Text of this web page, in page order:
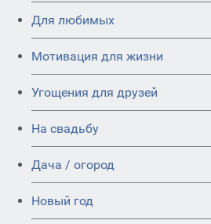
Для любимых
Мотивация для жизни
Угощения для друзей
На свадьбу
Дача / огород
Новый год